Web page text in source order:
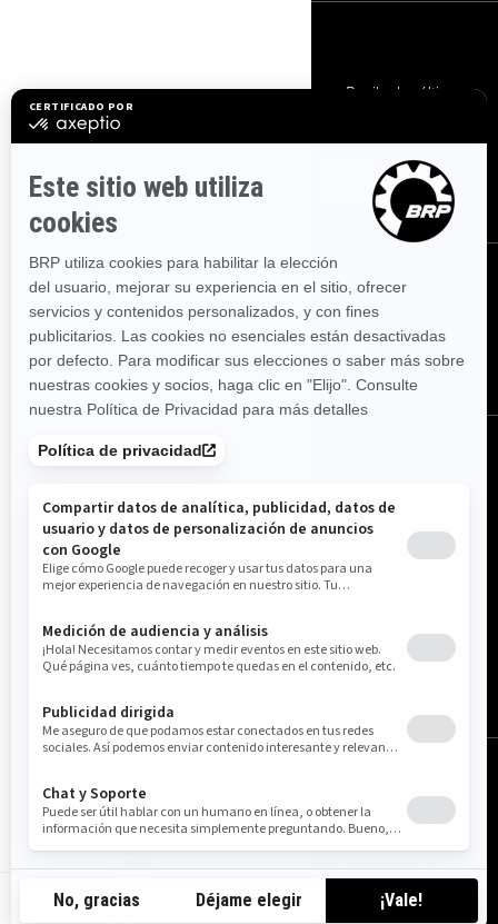
MX-ES
Suscríbete a nuestros correos electrónicos.
Recibe las últimas
SUSCRÍBETE
SÍGUENOS
México (español)
© BRP 2003-2026
Aviso Legal
Política De Privacidad Política de Cookies
Accesibilidad
Mapa Del Sitio
Configuración de cookies